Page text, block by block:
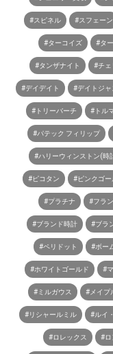
#スピネル #スフェーン
#ターコイズ #タ
#タンザナイト #チェ
#デイデイト #デイトジャ
#トリーバーチ #トル
#パテック フィリップ
#ハリーウィンストン(時
#ピコタン #ピンクゴー
#プラチナ #フラ
#ブランド時計 #ブラ
#ペリドット #ボー
#ホワイトゴールド #
#ミルガウス #メイプ
#リシャールミル #ルイ
#ロレックス #ロ